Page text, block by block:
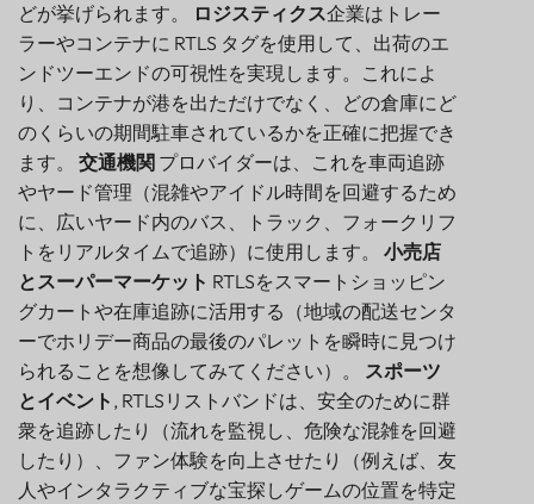
どが挙げられます。
ロジスティクス企業はトレー
ラーやコンテナに RTLS タグを使用して、出荷のエ
ンドツーエンドの可視性を実現します。これによ
り、コンテナが港を出ただけでなく、どの倉庫にど
のくらいの期間駐車されているかを正確に把握でき
ます。 交通機関 プロバイダーは、これを車両追跡
やヤード管理（混雑やアイドル時間を回避するため
に、広いヤード内のバス、トラック、フォークリフ
トをリアルタイムで追跡）に使用します。 小売店
とスーパーマーケット RTLSをスマートショッピン
グカートや在庫追跡に活用する（地域の配送センタ
ーでホリデー商品の最後のパレットを瞬時に見つけ
られることを想像してみてください）。 スポーツ
とイベント , RTLSリストバンドは、安全のために群
衆を追跡したり（流れを監視し、危険な混雑を回避
したり）、ファン体験を向上させたり（例えば、友
人やインタラクティブな宝探しゲームの位置を特定